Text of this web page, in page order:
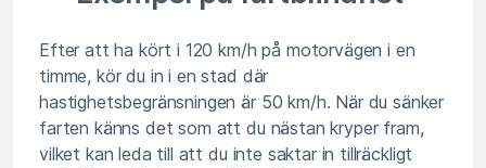
Efter att ha kört i 120 km/h på motorvägen i en
timme, kör du in i en stad där
hastighetsbegränsningen är 50 km/h. När du sänker
farten känns det som att du nästan kryper fram,
vilket kan leda till att du inte saktar in tillräckligt